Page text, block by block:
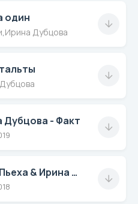
один
Ирина Дубцова
Дубцова - Факт
Стас Пьеха & Ирина Дубцова - Зависимы